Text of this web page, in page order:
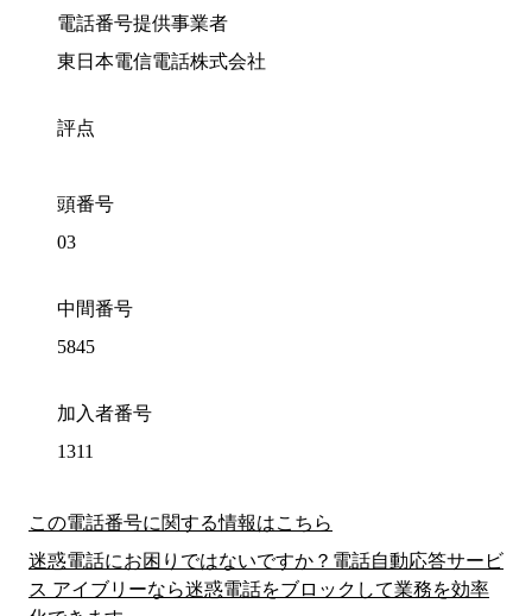
電話番号提供事業者
東日本電信電話株式会社
評点
頭番号
03
中間番号
5845
加入者番号
1311
この電話番号に関する情報はこちら
迷惑電話にお困りではないですか？電話自動応答サービ
ス アイブリーなら迷惑電話をブロックして業務を効率